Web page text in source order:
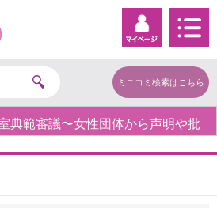
ミニコミ検索はこちら
典範審議〜女性団体から声明や批